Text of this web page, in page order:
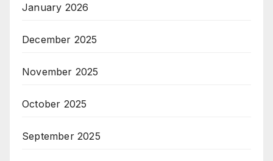
January 2026
December 2025
November 2025
October 2025
September 2025